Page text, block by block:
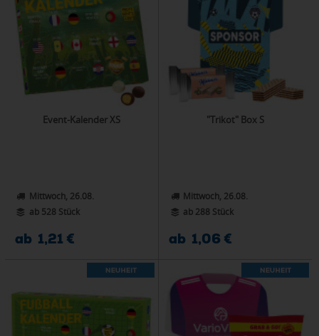
Event-Kalender XS
Mittwoch, 26.08.
ab 528 Stück
ab 1,21 €
"Trikot" Box S
Mittwoch, 26.08.
ab 288 Stück
ab 1,06 €